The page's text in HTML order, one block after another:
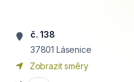
č. 138
37801 Lásenice
Zobrazit směry